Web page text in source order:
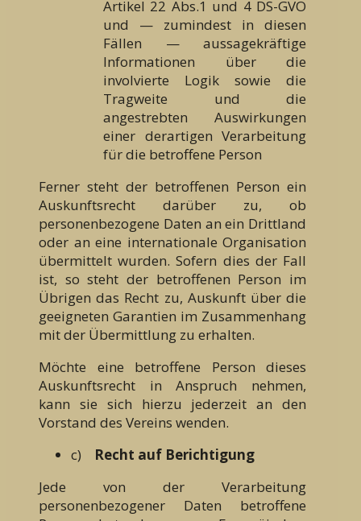
Artikel 22 Abs.1 und 4 DS-GVO
und — zumindest in diesen
Fällen — aussagekräftige
Informationen über die
involvierte Logik sowie die
Tragweite und die
angestrebten Auswirkungen
einer derartigen Verarbeitung
für die betroffene Person
Ferner steht der betroffenen Person ein
Auskunftsrecht darüber zu, ob
personenbezogene Daten an ein Drittland
oder an eine internationale Organisation
übermittelt wurden. Sofern dies der Fall
ist, so steht der betroffenen Person im
Übrigen das Recht zu, Auskunft über die
geeigneten Garantien im Zusammenhang
mit der Übermittlung zu erhalten.
Möchte eine betroffene Person dieses
Auskunftsrecht in Anspruch nehmen,
kann sie sich hierzu jederzeit an den
Vorstand des Vereins wenden.
c) Recht auf Berichtigung
Jede von der Verarbeitung
personenbezogener Daten betroffene